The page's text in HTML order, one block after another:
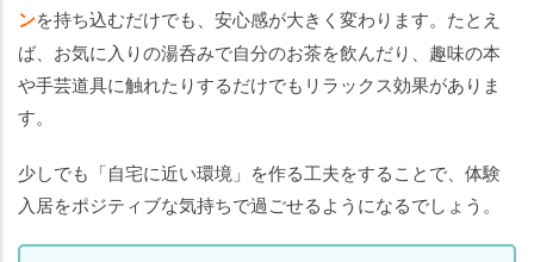
ンを持ち込むだけでも、安心感が大きく変わります。たとえ
ば、お気に入りの湯呑みで自分のお茶を飲んだり、趣味の本
や手芸道具に触れたりするだけでもリラックス効果がありま
す。
少しでも「自宅に近い環境」を作る工夫をすることで、体験
入居をポジティブな気持ちで過ごせるようになるでしょう。